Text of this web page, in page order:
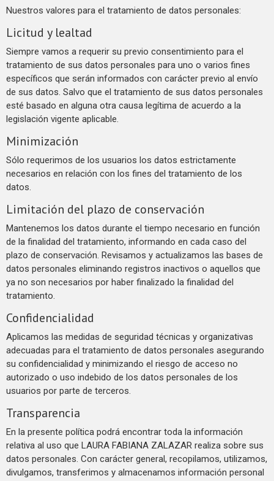
Nuestros valores para el tratamiento de datos personales:
Licitud y lealtad
Siempre vamos a requerir su previo consentimiento para el
tratamiento de sus datos personales para uno o varios fines
específicos que serán informados con carácter previo al envío
de sus datos. Salvo que el tratamiento de sus datos personales
esté basado en alguna otra causa legítima de acuerdo a la
legislación vigente aplicable.
Minimización
Sólo requerimos de los usuarios los datos estrictamente
necesarios en relación con los fines del tratamiento de los
datos.
Limitación del plazo de conservación
Mantenemos los datos durante el tiempo necesario en función
de la finalidad del tratamiento, informando en cada caso del
plazo de conservación. Revisamos y actualizamos las bases de
datos personales eliminando registros inactivos o aquellos que
ya no son necesarios por haber finalizado la finalidad del
tratamiento.
Confidencialidad
Aplicamos las medidas de seguridad técnicas y organizativas
adecuadas para el tratamiento de datos personales asegurando
su confidencialidad y minimizando el riesgo de acceso no
autorizado o uso indebido de los datos personales de los
usuarios por parte de terceros.
Transparencia
En la presente política podrá encontrar toda la información
relativa al uso que LAURA FABIANA ZALAZAR realiza sobre sus
datos personales. Con carácter general, recopilamos, utilizamos,
divulgamos, transferimos y almacenamos información personal